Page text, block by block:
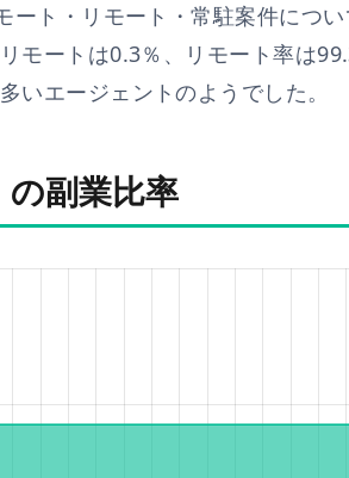
ート・リモート・常駐案件につ
モートは0.3％、リモート率は
いエージェントのようでした。
副業比率